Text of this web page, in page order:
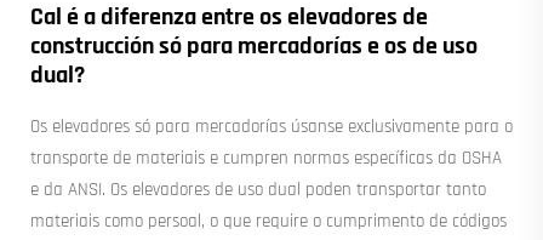
Cal é a diferenza entre os elevadores de
construcción só para mercadorías e os de uso
dual?
Os elevadores só para mercadorías úsanse exclusivamente para o
transporte de materiais e cumpren normas específicas da OSHA
e da ANSI. Os elevadores de uso dual poden transportar tanto
materiais como persoal, o que require o cumprimento de códigos